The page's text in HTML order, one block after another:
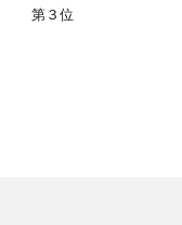
第３位